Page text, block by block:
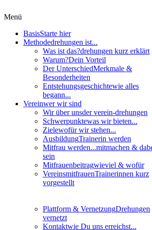
Menü
BasisStarte hier
Methodedrehungen ist...
Was ist das?drehungen kurz erklärt
Warum?Dein Vorteil
Der UnterschiedMerkmale &
Besonderheiten
Entstehungsgeschichtewie alles
begann...
Vereinwer wir sind
Wir über unsder verein-drehungen
Schwerpunktewas wir bieten...
Zielewofür wir stehen...
AusbildungTrainerin werden
Mitfrau werden...mitmachen &
sein
Mitfrauenbeitragwieviel & wofür
VereinsmitfrauenTrainerinnen kurz
vorgestellt
Plattform & VernetzungDrehungen
vernetzt
Kontaktwie Du uns erreichst...